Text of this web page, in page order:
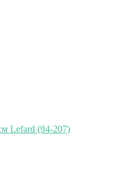
Lefard (94-207)